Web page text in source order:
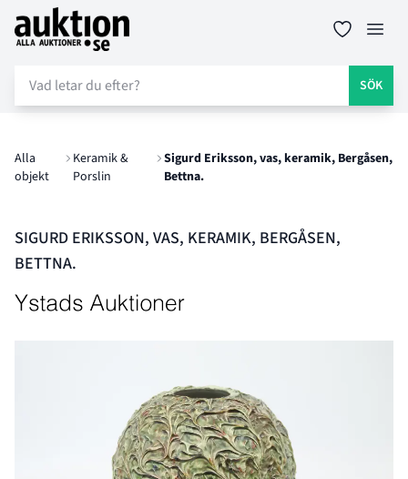
Auktion.se
SÖK
Alla
objekt
Keramik &
Porslin
Sigurd Eriksson, vas, keramik, Bergåsen,
Bettna.
SIGURD ERIKSSON, VAS, KERAMIK, BERGÅSEN,
BETTNA.